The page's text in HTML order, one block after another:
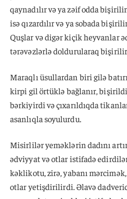
qaynadılır və ya zəif odda
isə qızardılır və ya sobada
Quşlar və digər kiçik heyvanlar
tərəvəzlərlə doldurularaq
Maraqlı üsullardan biri gilə
kirpi gil örtüklə bağlanır,
bərkiyirdi və çıxarıldıqda
asanlıqla soyulurdu.
Misirlilər yeməklərin dadını
ədviyyat və otlar istifadə
kəklikotu, zirə, yabanı
otlar yetişdirilirdi. Əlavə